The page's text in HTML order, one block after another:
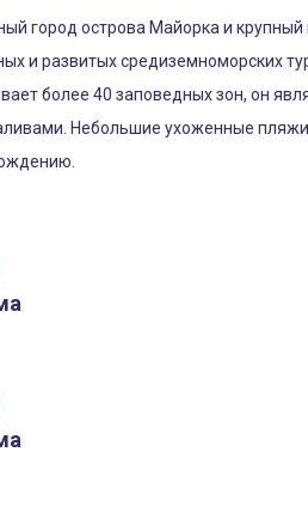
город острова Майорка и
и развитых средиземноморских
более 40 заповедных зон, он
Небольшие ухоженные